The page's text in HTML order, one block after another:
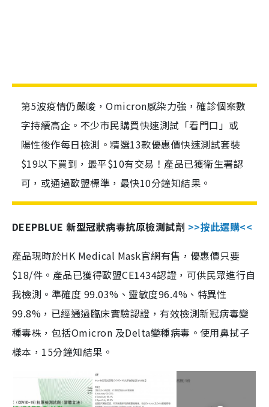
第5波疫情仍嚴峻，Omicron感染力強，確診個案數
字持續高企。不少市民購買快速測試「看門口」或
陽性後作每日檢測。精選13款優惠價快速測試套裝
$19以下買到，最平$10有交易！產品已獲衛生署認
可，或通過歐盟標準，最快10分鐘知結果。
DEEPBLUE 新型冠狀病毒抗原檢測試劑 >>按此選購<<
產品現時於HK Medical Mask官網有售，優惠價只要
$18/件。產品已獲得歐盟CE1434認證，可供民眾進行自
我檢測。準確度 99.03%、靈敏度96.4%、特異性
99.8%，已經通過臨床實驗認證，有效檢測新冠病毒變
種毒株，包括Omicron 及Delta變種病毒。使用鼻拭子
樣本，15分鐘知結果。